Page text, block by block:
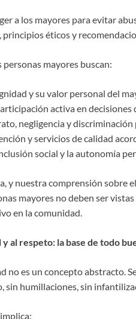
a los mayores para evitar
principios éticos y
personas mayores buscan:
y su valor personal del
activa en decisiones
negligencia y discriminación
y servicios de calidad
social y la autonomía
y nuestra comprensión sobre
mayores no deben ser
en la comunidad.
y al respeto: la base de todo
no es un concepto abstracto.
sin humillaciones, sin